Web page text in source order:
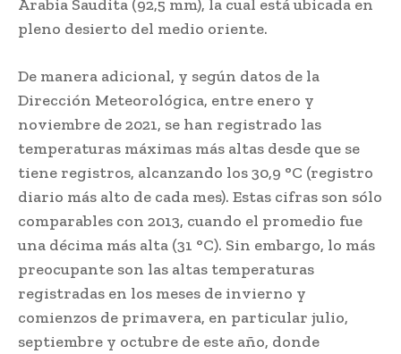
Arabia Saudita (92,5 mm), la cual está ubicada en
pleno desierto del medio oriente.
De manera adicional, y según datos de la
Dirección Meteorológica, entre enero y
noviembre de 2021, se han registrado las
temperaturas máximas más altas desde que se
tiene registros, alcanzando los 30,9 °C (registro
diario más alto de cada mes). Estas cifras son sólo
comparables con 2013, cuando el promedio fue
una décima más alta (31 °C). Sin embargo, lo más
preocupante son las altas temperaturas
registradas en los meses de invierno y
comienzos de primavera, en particular julio,
septiembre y octubre de este año, donde